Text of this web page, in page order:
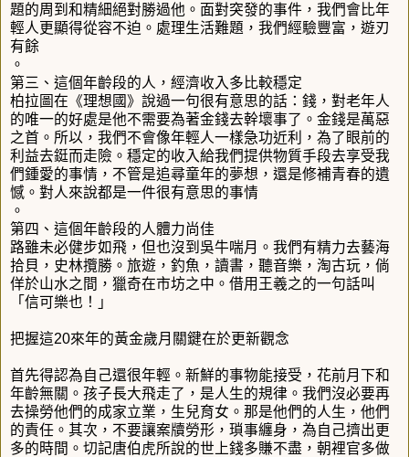
題的周到和精細絕對勝過他。面對突發的事件，我們會比年
輕人更顯得從容不迫。處理生活難題，我們經驗豐富，遊刃
有餘
。
第三、這個年齡段的人，經濟收入多比較穩定
柏拉圖在《理想國》說過一句很有意思的話：錢，對老年人
的唯一的好處是他不需要為著金錢去幹壞事了。金錢是萬惡
之首。所以，我們不會像年輕人一樣急功近利，為了眼前的
利益去鋌而走險。穩定的收入給我們提供物質手段去享受我
們鍾愛的事情，不管是追尋童年的夢想，還是修補青春的遺
憾。對人來說都是一件很有意思的事情
。
第四、這個年齡段的人體力尚佳
路雖未必健步如飛，但也沒到吳牛喘月。我們有精力去藝海
拾貝，史林攬勝。旅遊，釣魚，讀書，聽音樂，淘古玩，倘
佯於山水之間，獵奇在市坊之中。借用王羲之的一句話叫
「信可樂也！」
把握這20來年的黃金歲月關鍵在於更新觀念
首先得認為自己還很年輕。新鮮的事物能接受，花前月下和
年齡無關。孩子長大飛走了，是人生的規律。我們沒必要再
去操勞他們的成家立業，生兒育女。那是他們的人生，他們
的責任。其次，不要讓案牘勞形，瑣事纏身，為自己擠出更
多的時間。切記唐伯虎所說的世上錢多賺不盡，朝裡官多做